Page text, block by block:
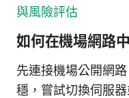
與風險評估
如何在機場網路
先連接機場公開網
穩，嘗試切換伺服